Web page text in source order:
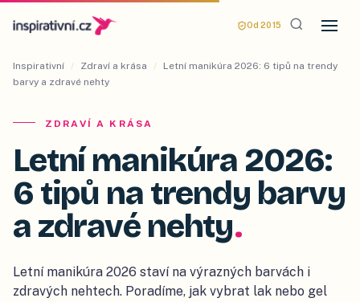
Od 2015
Inspirativní / Zdraví a krása /
Letní manikúra 2026: 6 tipů na trendy
barvy a zdravé nehty
ZDRAVÍ A KRÁSA
Letní manikúra 2026:
6 tipů na trendy barvy
a zdravé nehty.
Letní manikúra 2026 staví na výrazných barvách i
zdravých nehtech. Poradíme, jak vybrat lak nebo gel